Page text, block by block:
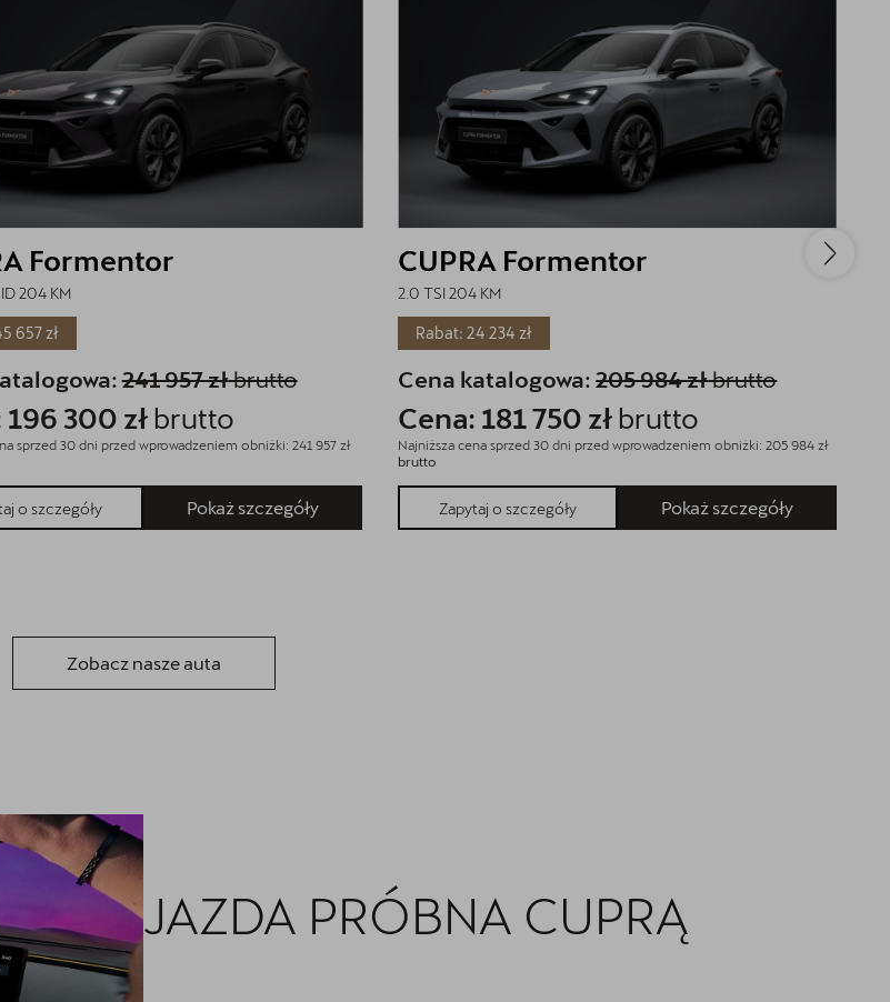
Formentor
204 KM
657 zł
241 957 złbrutto
196 300 złbrutto
sprzed 30 dni przed wprowadzeniem obniżki: 241 957 zł
o szczegóły Pokaż szczegóły
CUPRA Formentor
2.0 TSI 204 KM
Rabat: 24 234 zł
Cena katalogowa: 205 984 złbrutto
Cena: 181 750 zł brutto
Najniższa cena sprzed 30 dni przed wprowadzeniem obniżki: 205 984 zł
brutto
Zapytaj o szczegóły Pokaż szczegóły
Zobacz nasze auta
JAZDA PRÓBNA CUPRĄ